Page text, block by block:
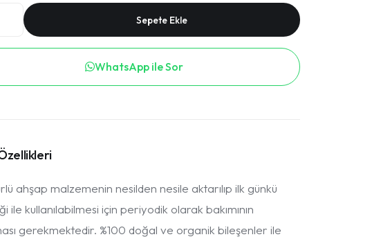
Sepete Ekle
WhatsApp ile Sor
ahşap malzemenin nesilden nesile aktarılıp ilk günkü
ile kullanılabilmesi için periyodik olarak bakımının
gerekmektedir. %100 doğal ve organik bileşenler ile